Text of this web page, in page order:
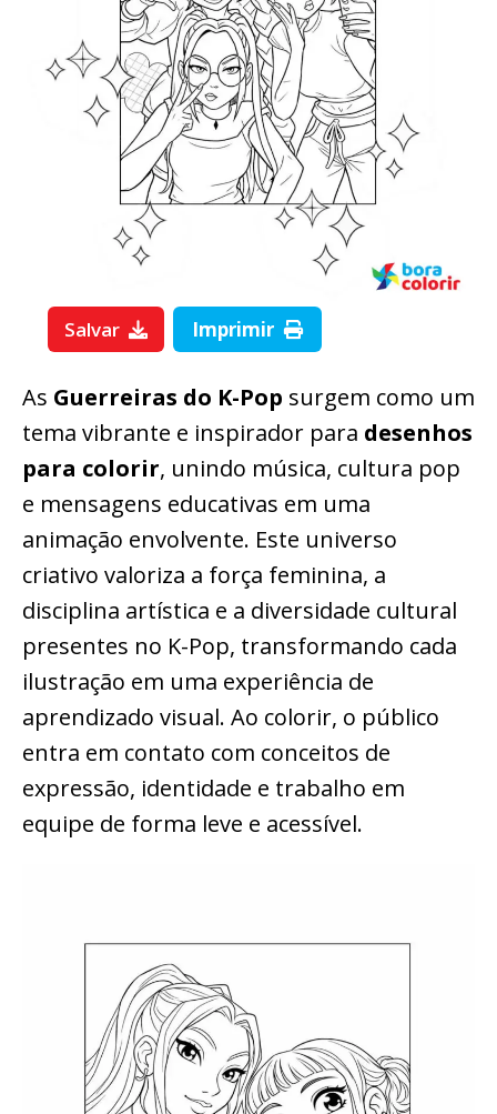
Salvar Imprimir
As Guerreiras do K-Pop surgem como um
tema vibrante e inspirador para desenhos
para colorir, unindo música, cultura pop
e mensagens educativas em uma
animação envolvente. Este universo
criativo valoriza a força feminina, a
disciplina artística e a diversidade cultural
presentes no K-Pop, transformando cada
ilustração em uma experiência de
aprendizado visual. Ao colorir, o público
entra em contato com conceitos de
expressão, identidade e trabalho em
equipe de forma leve e acessível.